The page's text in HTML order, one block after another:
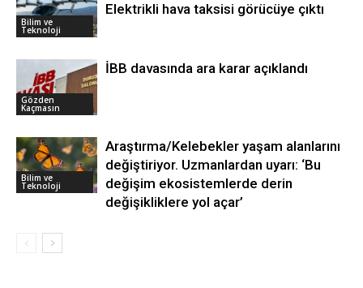
Bilim ve
Teknoloji
Elektrikli hava taksisi görücüye çıktı
Gözden
Kaçmasın
İBB davasında ara karar açıklandı
Bilim ve
Teknoloji
Araştırma/Kelebekler yaşam alanlarını
değiştiriyor. Uzmanlardan uyarı: ‘Bu
değişim ekosistemlerde derin
değişikliklere yol açar’